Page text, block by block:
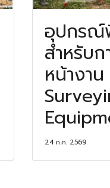
อุปกรณ์
สำหรับก
หน้างา
24 ก.ค. 2569